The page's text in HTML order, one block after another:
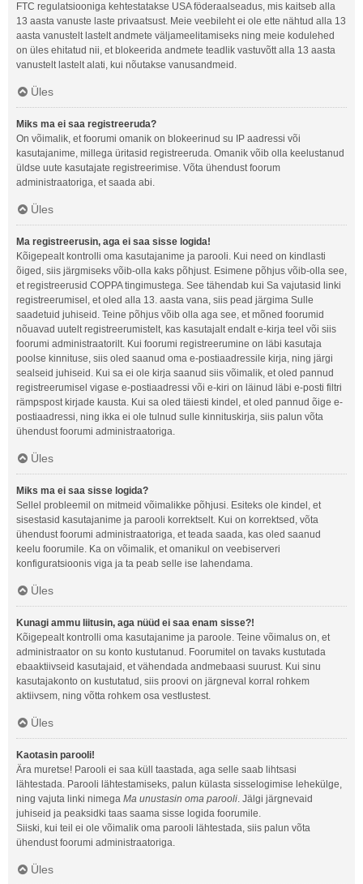
FTC regulatsiooniga kehtestatakse USA föderaalseadus, mis kaitseb alla
13 aasta vanuste laste privaatsust. Meie veebileht ei ole ette nähtud alla 13
aasta vanustelt lastelt andmete väljameelitamiseks ning meie kodulehed
on üles ehitatud nii, et blokeerida andmete teadlik vastuvõtt alla 13 aasta
vanustelt lastelt alati, kui nõutakse vanusandmeid.
Üles
Miks ma ei saa registreeruda?
On võimalik, et foorumi omanik on blokeerinud su IP aadressi või
kasutajanime, millega üritasid registreeruda. Omanik võib olla keelustanud
üldse uute kasutajate registreerimise. Võta ühendust foorum
administraatoriga, et saada abi.
Üles
Ma registreerusin, aga ei saa sisse logida!
Kõigepealt kontrolli oma kasutajanime ja parooli. Kui need on kindlasti
õiged, siis järgmiseks võib-olla kaks põhjust. Esimene põhjus võib-olla see,
et registreerusid COPPA tingimustega. See tähendab kui Sa vajutasid linki
registreerumisel, et oled alla 13. aasta vana, siis pead järgima Sulle
saadetuid juhiseid. Teine põhjus võib olla aga see, et mõned foorumid
nõuavad uutelt registreerumistelt, kas kasutajalt endalt e-kirja teel või siis
foorumi administraatorilt. Kui foorumi registreerumine on läbi kasutaja
poolse kinnituse, siis oled saanud oma e-postiaadressile kirja, ning järgi
sealseid juhiseid. Kui sa ei ole kirja saanud siis võimalik, et oled pannud
registreerumisel vigase e-postiaadressi või e-kiri on läinud läbi e-posti filtri
rämpspost kirjade kausta. Kui sa oled täiesti kindel, et oled pannud õige e-
postiaadressi, ning ikka ei ole tulnud sulle kinnituskirja, siis palun võta
ühendust foorumi administraatoriga.
Üles
Miks ma ei saa sisse logida?
Sellel probleemil on mitmeid võimalikke põhjusi. Esiteks ole kindel, et
sisestasid kasutajanime ja parooli korrektselt. Kui on korrektsed, võta
ühendust foorumi administraatoriga, et teada saada, kas oled saanud
keelu foorumile. Ka on võimalik, et omanikul on veebiserveri
konfiguratsioonis viga ja ta peab selle ise lahendama.
Üles
Kunagi ammu liitusin, aga nüüd ei saa enam sisse?!
Kõigepealt kontrolli oma kasutajanime ja paroole. Teine võimalus on, et
administraator on su konto kustutanud. Foorumitel on tavaks kustutada
ebaaktiivseid kasutajaid, et vähendada andmebaasi suurust. Kui sinu
kasutajakonto on kustutatud, siis proovi on järgneval korral rohkem
aktiivsem, ning võtta rohkem osa vestlustest.
Üles
Kaotasin parooli!
Ära muretse! Parooli ei saa küll taastada, aga selle saab lihtsasi
lähtestada. Parooli lähtestamiseks, palun külasta sisselogimise lehekülge,
ning vajuta linki nimega Ma unustasin oma parooli. Jälgi järgnevaid
juhiseid ja peaksidki taas saama sisse logida foorumile.
Siiski, kui teil ei ole võimalik oma parooli lähtestada, siis palun võta
ühendust foorumi administraatoriga.
Üles